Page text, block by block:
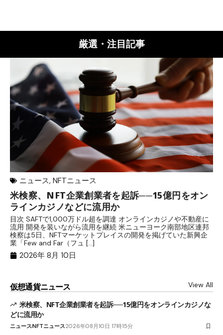
厳選・注目記事
ニュース, NFTニュース
米検察、NFT企業創業者を起訴──15億円をオン
ラインカジノなどに流用か
目次 SAFTで1,000万ドル超を調達 オンラインカジノや不動産に
流用 開発を装いながら流用を継続 米ニューヨーク南部地区連邦
検察は5日、NFTマーケットプレイスの開発を掲げていた新興企
業「Few and Far（フュ […]
2026年 8月 10日
仮想通貨ニュース View All
米検察、NFT企業創業者を起訴──15億円をオンラインカジノな
どに流用か
ニュースNFTニュース2026年08月10日 17時15分